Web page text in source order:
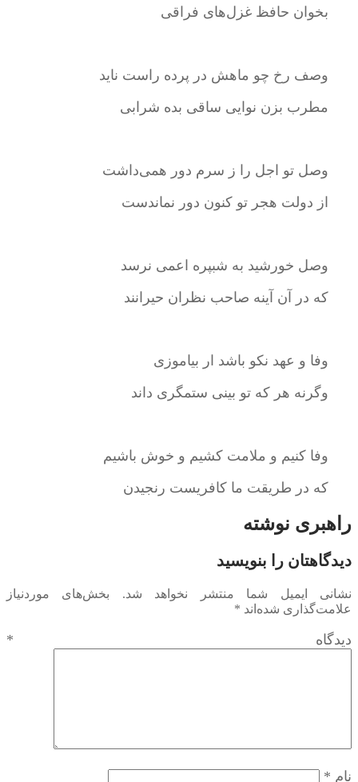
بخوان حافظ غزل‌های فراقی
وصف رخ چو ماهش در پرده راست ناید
مطرب بزن نوایی ساقی بده شرابی
وصل تو اجل را ز سرم دور همی‌داشت
از دولت هجر تو کنون دور نماندست
وصل خورشید به شبپره اعمی نرسد
که در آن آینه صاحب نظران حیرانند
وفا و عهد نکو باشد ار بیاموزی
وگرنه هر که تو بینی ستمگری داند
وفا کنیم و ملامت کشیم و خوش باشیم
که در طریقت ما کافریست رنجیدن
راهبری نوشته
دیدگاهتان را بنویسید
نشانی ایمیل شما منتشر نخواهد شد.
بخش‌های موردنیاز
علامت‌گذاری شده‌اند *
دیدگاه *
نام *